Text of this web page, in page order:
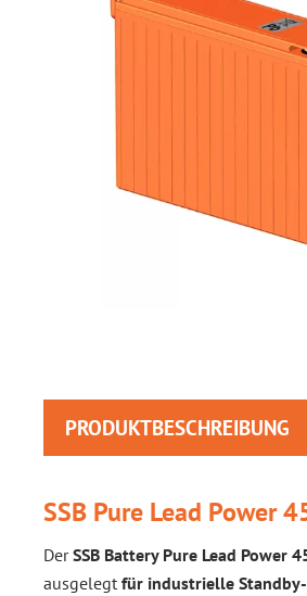
PRODUKTBESCHREIBUNG
SSB Pure Lead Power
DerSSB Battery Pure Lead Power
ausgelegt für industrielle